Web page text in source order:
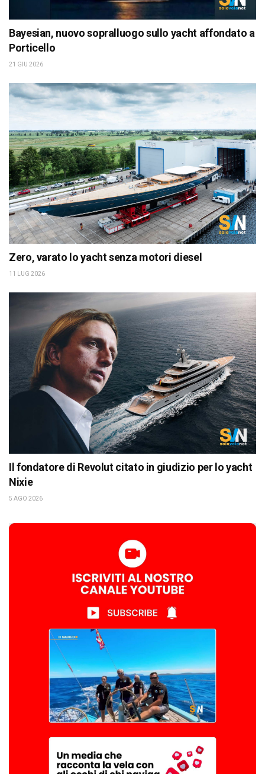
Bayesian, nuovo sopralluogo sullo yacht affondato a
Porticello
21 GIU 2026
Zero, varato lo yacht senza motori diesel
11 LUG 2026
Il fondatore di Revolut citato in giudizio per lo yacht
Nixie
5 AGO 2026